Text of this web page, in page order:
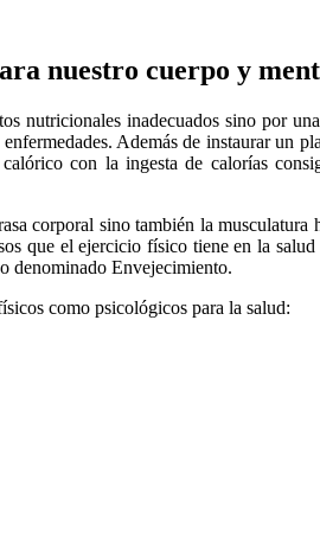
nuestro cuerpo y
nutricionales inadecuados sino por
Además de instaurar un
con la ingesta de calorías
corporal sino también la
que el ejercicio físico tiene en la
denominado Envejecimiento.
como psicológicos para la salud: